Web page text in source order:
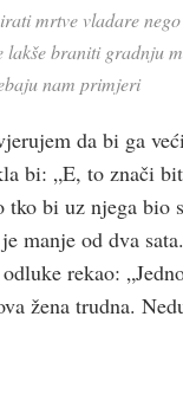
mrtve vladare
braniti gradnju
nam primjeri
da bi ga
bi: „E, to znači
bi uz njega bio
manje od dva
rekao:
žena trudna.